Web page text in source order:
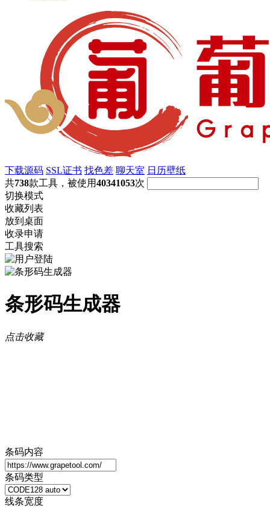
下载源码 SSL证书 找色差 聊天室 日历壁纸
共738款工具，被使用40341053次
切换模式
收藏列表
放到桌面
收录申请
工具搜索
条形码生成器
点击收藏
条码内容
条码类型
线条宽度